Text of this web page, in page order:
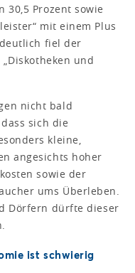
30,5 Prozent sowie
mit einem Plus
fiel der
und
nicht bald
sich die
kleine,
angesichts hoher
sowie der
ums Überleben.
Dörfern dürfte dieser
ist schwierig